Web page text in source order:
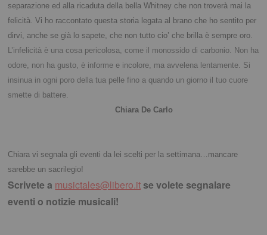
separazione ed alla ricaduta della bella Whitney che non troverà mai la
felicità.Vi ho raccontato questa storia legata al brano che ho sentito per
dirvi, anche se già lo sapete, che non tutto cio’ che brilla è sempre oro.
L’infelicità è una cosa pericolosa, come il monossido di carbonio. Non ha
odore, non ha gusto, è informe e incolore, ma avvelena lentamente. Si
insinua in ogni poro della tua pelle fino a quando un giorno il tuo cuore
smette di battere.
Chiara De Carlo
Chiara vi segnala gli eventi da lei scelti per la settimana…mancare
sarebbe un sacrilegio!
Scrivete a musictales@libero.itse volete segnalare
eventi o notizie musicali!